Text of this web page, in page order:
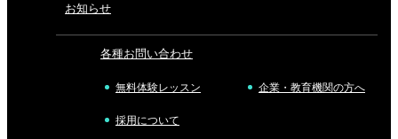
お知らせ
各種お問い合わせ
無料体験レッスン 企業・教育機関の方へ
採用について